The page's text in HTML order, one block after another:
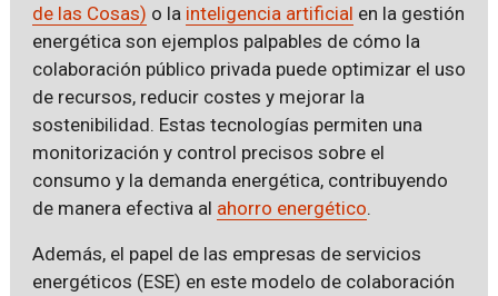
de las Cosas) o la inteligencia artificial en la gestión
energética son ejemplos palpables de cómo la
colaboración público privada puede optimizar el uso
de recursos, reducir costes y mejorar la
sostenibilidad. Estas tecnologías permiten una
monitorización y control precisos sobre el
consumo y la demanda energética, contribuyendo
de manera efectiva al ahorro energético.
Además, el papel de las empresas de servicios
energéticos (ESE) en este modelo de colaboración